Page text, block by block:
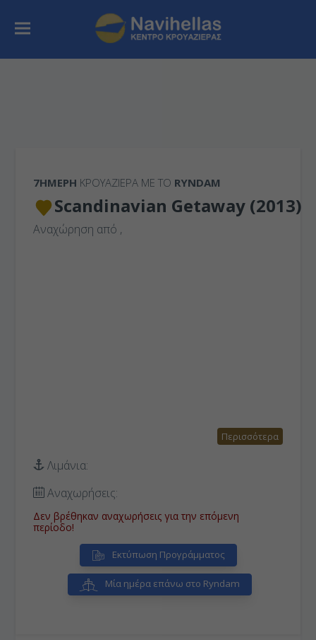
7ΉΜΕΡΗ ΚΡΟΥΑΖΙΕΡΑ ΜΕ ΤΟ RYNDAM
Scandinavian Getaway (2013)
Αναχώρηση από ,
Περισσότερα
Λιμάνια:
Αναχωρήσεις:
Δεν βρέθηκαν αναχωρήσεις για την επόμενη
περίοδο!
Εκτύπωση Προγράμματος
Μία ημέρα επάνω στο Ryndam